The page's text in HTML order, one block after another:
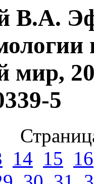
В.А.
5
14 15 16